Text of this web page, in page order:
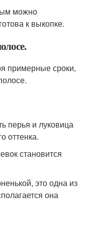
можно
к выкопке.
примерные сроки,
перья и луковица
оттенка.
становится
это одна из
она